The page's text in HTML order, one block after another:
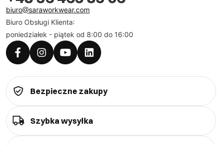
biuro@saraworkwear.com
Biuro Obsługi Klienta:
poniedziałek - piątek od 8:00 do 16:00
Bezpieczne zakupy
Szybka wysyłka